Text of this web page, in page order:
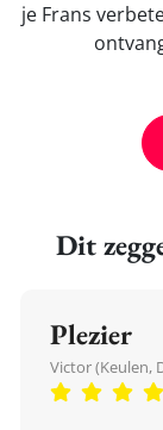
je Frans
Dit
Plezier
Victor (Keulen,